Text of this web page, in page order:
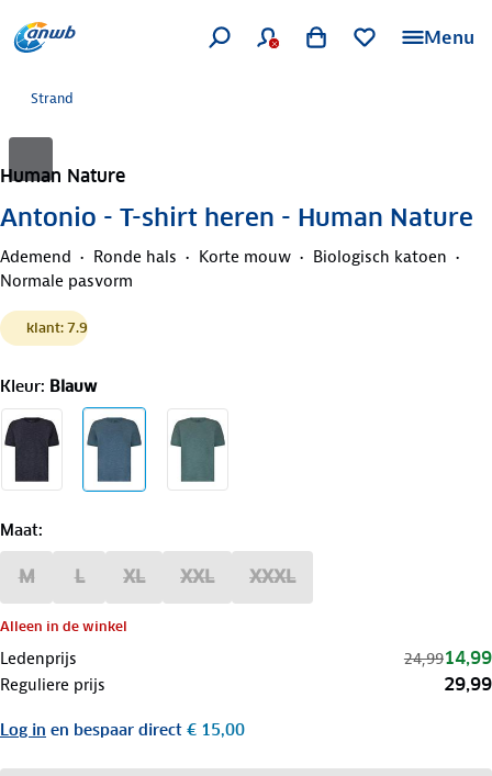
Menu
Strand
Human Nature
Antonio - T-shirt heren - Human Nature
Ademend Ronde hals Korte mouw
Biologisch katoen
Normale pasvorm
klant: 7.9
Kleur: Blauw
Maat:
M L XL XXL XXXL
Alleen in de winkel
Ledenprijs 24,9914,99
Reguliere prijs 29,99
Log in en bespaar direct € 15,00